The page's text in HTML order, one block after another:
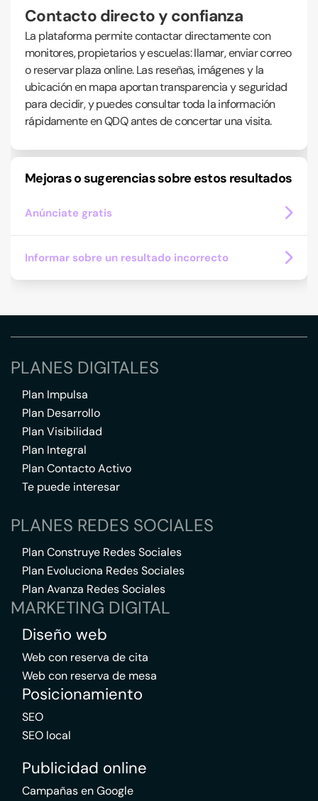
Contacto directo y confianza
La plataforma permite contactar directamente con
monitores, propietarios y escuelas: llamar, enviar correo
o reservar plaza online. Las reseñas, imágenes y la
ubicación en mapa aportan transparencia y seguridad
para decidir, y puedes consultar toda la información
rápidamente en QDQ antes de concertar una visita.
Mejoras o sugerencias sobre estos resultados
Anúnciate gratis
Informar sobre un resultado incorrecto
PLANES DIGITALES
Plan Impulsa
Plan Desarrollo
Plan Visibilidad
Plan Integral
Plan Contacto Activo
Te puede interesar
PLANES REDES SOCIALES
Plan Construye Redes Sociales
Plan Evoluciona Redes Sociales
Plan Avanza Redes Sociales
MARKETING DIGITAL
Diseño web
Web con reserva de cita
Web con reserva de mesa
Posicionamiento
SEO
SEO local
Publicidad online
Campañas en Google